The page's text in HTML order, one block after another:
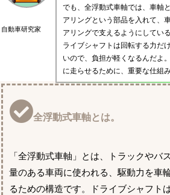
自動車研究家
でも、全浮動式車軸では、車軸
アリングという部品を入れて、
アリングで支えるようにしてい
ライブシャフトは回転する力だ
いので、負担が軽くなるんだよ
に走らせるために、重要な仕組
全浮動式車軸とは。
「全浮動式車軸」とは、トラックやバ
量のある車両に使われる、駆動力を車
るための構造です。ドライブシャフト